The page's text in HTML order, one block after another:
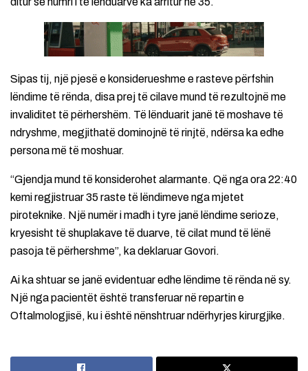
Sipas tij, një pjesë e konsiderueshme e rasteve përfshin
lëndime të rënda, disa prej të cilave mund të rezultojnë me
invaliditet të përhershëm. Të lënduarit janë të moshave të
ndryshme, megjithatë dominojnë të rinjtë, ndërsa ka edhe
persona më të moshuar.
“Gjendja mund të konsiderohet alarmante. Që nga ora 22:40
kemi regjistruar 35 raste të lëndimeve nga mjetet
piroteknike. Një numër i madh i tyre janë lëndime serioze,
kryesisht të shuplakave të duarve, të cilat mund të lënë
pasoja të përhershme”, ka deklaruar Govori.
Ai ka shtuar se janë evidentuar edhe lëndime të rënda në sy.
Një nga pacientët është transferuar në repartin e
Oftalmologjisë, ku i është nënshtruar ndërhyrjes kirurgjike.